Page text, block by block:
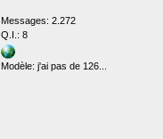
Messages: 2.272
Q.I.: 8
Modèle: j'ai pas de 126...